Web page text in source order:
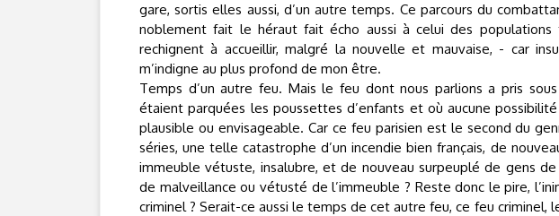
gare, sortis elles aussi, d’un autre temps. Ce parcours du
noblement fait le héraut fait écho aussi à celui des populations
rechignent à accueillir, malgré la nouvelle et mauvaise, - car
m’indigne au plus profond de mon être.
Temps d’un autre feu. Mais le feu dont nous parlions a pris
étaient parquées les poussettes d’enfants et où aucune possibilité
plausible ou envisageable. Car ce feu parisien est le second du
séries, une telle catastrophe d’un incendie bien français, de
immeuble vétuste, insalubre, et de nouveau surpeuplé de gens
de malveillance ou vétusté de l’immeuble ? Reste donc le pire,
criminel ? Serait-ce aussi le temps de cet autre feu, ce feu criminel,